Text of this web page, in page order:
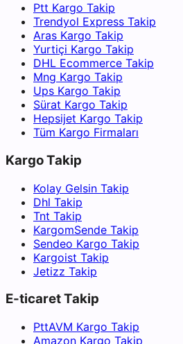
Ptt Kargo Takip
Trendyol Express Takip
Aras Kargo Takip
Yurtiçi Kargo Takip
DHL Ecommerce Takip
Mng Kargo Takip
Ups Kargo Takip
Sürat Kargo Takip
Hepsijet Kargo Takip
Tüm Kargo Firmaları
Kargo Takip
Kolay Gelsin Takip
Dhl Takip
Tnt Takip
KargomSende Takip
Sendeo Kargo Takip
Kargoist Takip
Jetizz Takip
E-ticaret Takip
PttAVM Kargo Takip
Amazon Kargo Takip